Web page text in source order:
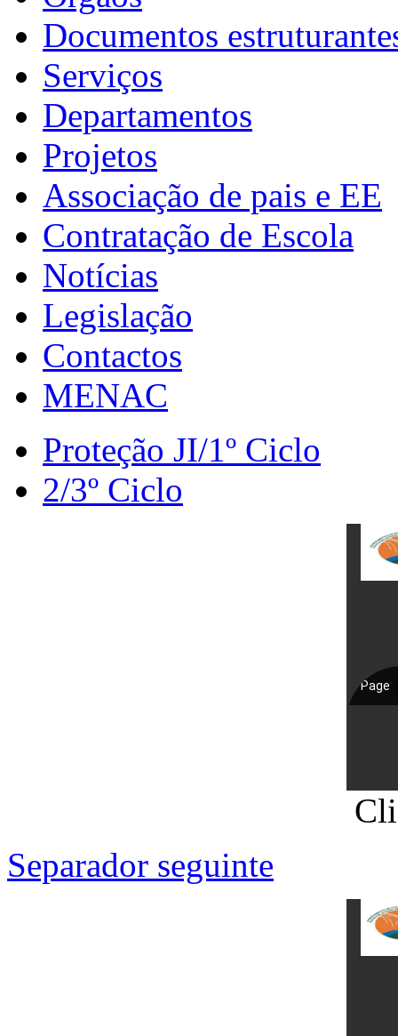
Documentos
Serviços
Departamentos
Projetos
Associação de pais e EE
Contratação de Escola
Notícias
Legislação
Contactos
MENAC
Proteção JI/1º Ciclo
2/3º Ciclo
Separador seguinte